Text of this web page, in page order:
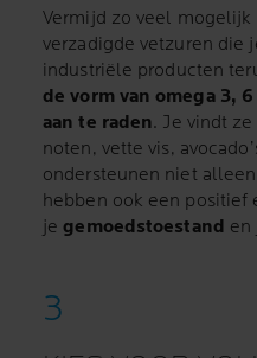
Vermijd zo veel mogelijk
verzadigde vetzuren die
industriële producten
de vorm van omega 3,
aan te raden. Je vindt
noten, vette vis,
ondersteunen niet
hebben ook een positief
je gemoedstoestand en